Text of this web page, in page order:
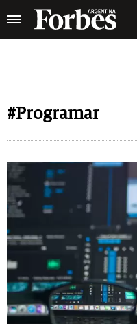
#Programar